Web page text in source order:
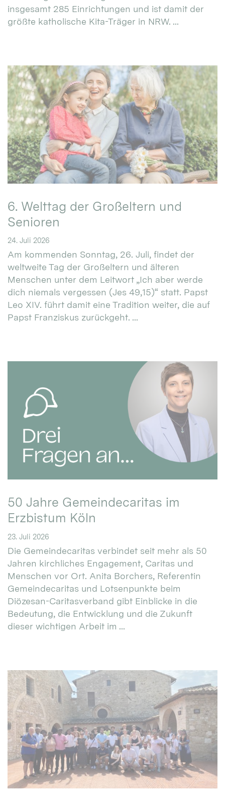
insgesamt 285 Einrichtungen und ist damit der
größte katholische Kita-Träger in NRW. ...
6. Welttag der Großeltern und
Senioren
24. Juli 2026
Am kommenden Sonntag, 26. Juli, findet der
weltweite Tag der Großeltern und älteren
Menschen unter dem Leitwort „Ich aber werde
dich niemals vergessen (Jes 49,15)“ statt. Papst
Leo XIV. führt damit eine Tradition weiter, die auf
Papst Franziskus zurückgeht. ...
50 Jahre Gemeindecaritas im
Erzbistum Köln
23. Juli 2026
Die Gemeindecaritas verbindet seit mehr als 50
Jahren kirchliches Engagement, Caritas und
Menschen vor Ort. Anita Borchers, Referentin
Gemeindecaritas und Lotsenpunkte beim
Diözesan-Caritasverband gibt Einblicke in die
Bedeutung, die Entwicklung und die Zukunft
dieser wichtigen Arbeit im ...